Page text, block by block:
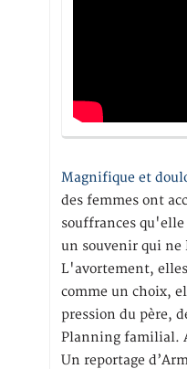
Magnifique et
des femmes ont
souffrances
un souvenir qui ne
L'avortement,
comme un choix,
pression du père,
Planning familial.
Un reportage